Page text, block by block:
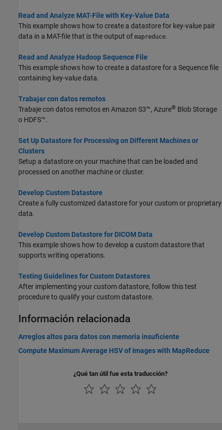
Read and Analyze MAT-File with Key-Value Data
This example shows how to create a datastore for key-value pair
data in a MAT-file that is the output of mapreduce.
Read and Analyze Hadoop Sequence File
This example shows how to create a datastore for a Sequence file
containing key-value data.
Trabajar con datos remotos
Trabaje con datos remotos en Amazon S3™, Azure® Blob Storage
o HDFS™.
Set Up Datastore for Processing on Different Machines or
Clusters
Setup a datastore on your machine that can be loaded and
processed on another machine or cluster.
Develop Custom Datastore
Create a fully customized datastore for your custom or proprietary
data.
Develop Custom Datastore for DICOM Data
This example shows how to develop a custom datastore that
supports writing operations.
Testing Guidelines for Custom Datastores
After implementing your custom datastore, follow this test
procedure to qualify your custom datastore.
Información relacionada
Arreglos altos para datos con memoria insuficiente
Compute Maximum Average HSV of Images with MapReduce
¿Qué tan útil fue esta traducción?